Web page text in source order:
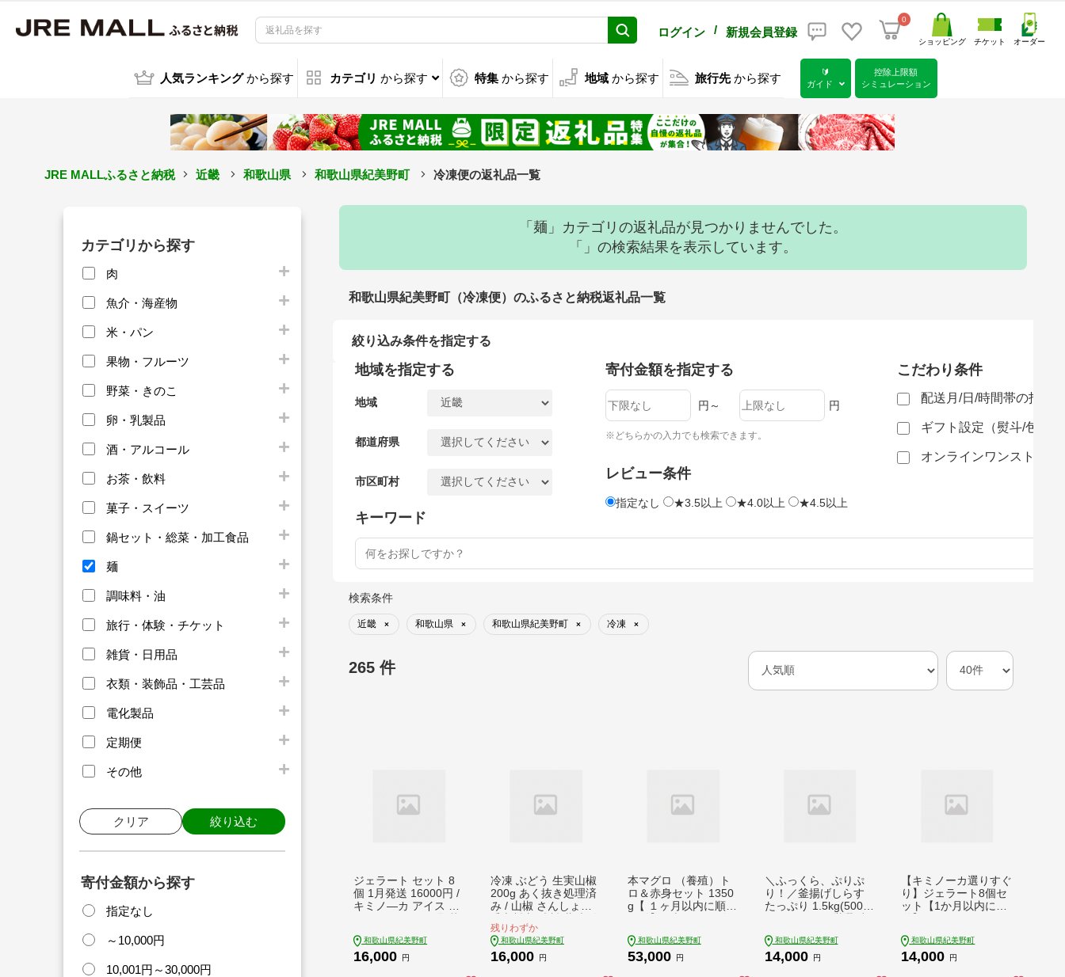
ログイン / 新規会員登録
0
ショッピング チケット オーダー
人気ランキング から探す カテゴリ から探す 特集 から探す 地域 から探す 旅行先 から探す
🔰
ガイド
控除上限額
シミュレーション
JRE MALLふるさと納税 近畿 和歌山県 和歌山県紀美野町 冷凍便の返礼品一覧
カテゴリから探す
肉
魚介・海産物
米・パン
果物・フルーツ
野菜・きのこ
卵・乳製品
酒・アルコール
お茶・飲料
菓子・スイーツ
鍋セット・総菜・加工食品
麺
調味料・油
旅行・体験・チケット
雑貨・日用品
衣類・装飾品・工芸品
電化製品
定期便
その他
クリア 絞り込む
寄付金額から探す
指定なし
～10,000円
10,001円～30,000円
「麺」カテゴリの返礼品が見つかりませんでした。
「」の検索結果を表示しています。
和歌山県紀美野町（冷凍便）のふるさと納税返礼品一覧
絞り込み条件を指定する
地域を指定する
地域
都道府県
市区町村
寄付金額を指定する
円～ 円
※どちらかの入力でも検索できます。
レビュー条件
指定なし ★3.5以上 ★4.0以上 ★4.5以上
こだわり条件
配送月/日/時間帯の指定
ギフト設定（熨斗/包装
オンラインワンストップ
キーワード
検索条件
近畿 × 和歌山県 × 和歌山県紀美野町 × 冷凍 ×
265 件
ジェラート セット 8
個 1月発送 16000円 /
キミノ―カ アイス ク
8】和歌山県紀美野町
16,000 円
冷凍 ぶどう 生実山椒
200g あく抜き処理済
み / 山椒 さんしょう
凍 ぶどう山椒 和歌山
県 紀美野町 実山椒【t
wn044-cmi-200】
残りわずか
和歌山県紀美野町
16,000 円
本マグロ （養殖）ト
ロ＆赤身セット 1350
g【 １ヶ月以内に順次
中トロ 赤身【nks111
B】
和歌山県紀美野町
53,000 円
＼ふっくら、ぷりぷ
り！／釜揚げしらす
たっぷり 1.5kg(500g
す 和歌山産【kma00
1】
和歌山県紀美野町
14,000 円
【キミノーカ選りすぐ
り】ジェラート8個セ
ット【1か月以内に発
キミノーカ スイーツ
季節の 野菜 と 果物
和歌山県紀美野町
14,000 円